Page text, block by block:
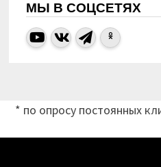
МЫ В СОЦСЕТЯХ
* по опросу постоянных